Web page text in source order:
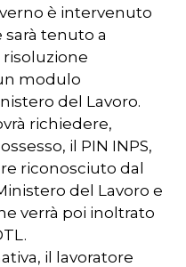
è intervenuto
sarà tenuto a
modulo
del Lavoro.
richiedere,
il PIN INPS,
riconosciuto dal
del Lavoro e
verrà poi inoltrato
il lavoratore